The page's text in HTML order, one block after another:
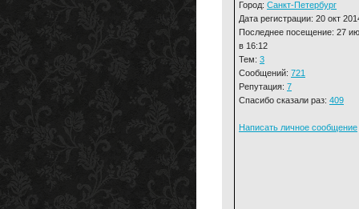
Город: Санкт-Петербург
Дата регистрации: 20 окт
Последнее посещение: 27
в 16:12
Тем: 3
Сообщений: 721
Репутация: 7
Спасибо сказали раз: 409
Написать личное сообщение